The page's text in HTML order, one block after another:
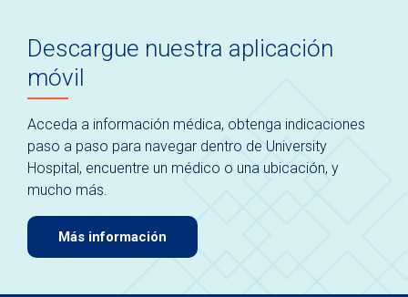
Descargue nuestra aplicación
móvil
Acceda a información médica, obtenga indicaciones
paso a paso para navegar dentro de University
Hospital, encuentre un médico o una ubicación, y
mucho más.
Más información